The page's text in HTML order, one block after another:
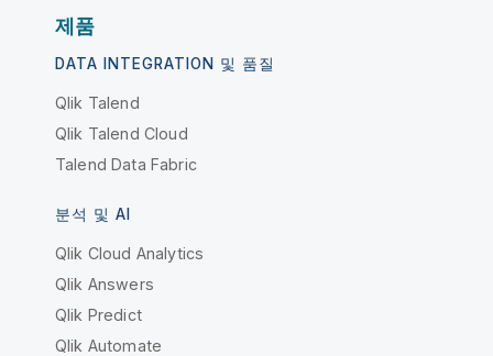
제품
DATA INTEGRATION 및 품질
Qlik Talend
Qlik Talend Cloud
Talend Data Fabric
분석 및 AI
Qlik Cloud Analytics
Qlik Answers
Qlik Predict
Qlik Automate